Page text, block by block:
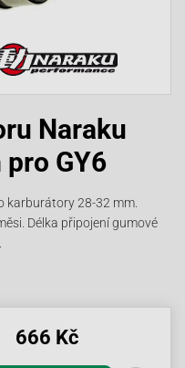
Naraku
GY6
karburátory 28-32 mm.
Délka připojení gumové
666 Kč